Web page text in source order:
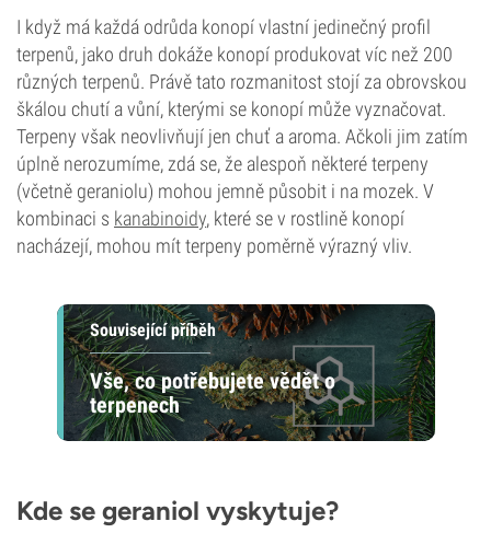
I když má každá odrůda konopí vlastní jedinečný profil
terpenů, jako druh dokáže konopí produkovat víc než 200
různých terpenů. Právě tato rozmanitost stojí za obrovskou
škálou chutí a vůní, kterými se konopí může vyznačovat.
Terpeny však neovlivňují jen chuť a aroma. Ačkoli jim zatím
úplně nerozumíme, zdá se, že alespoň některé terpeny
(včetně geraniolu) mohou jemně působit i na mozek. V
kombinaci s kanabinoidy, které se v rostlině konopí
nacházejí, mohou mít terpeny poměrně výrazný vliv.
Související příběh
Vše, co potřebujete vědět o
terpenech
Kde se geraniol vyskytuje?